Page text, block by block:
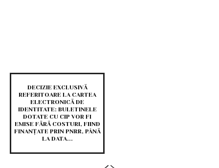
DECIZIE EXCLUSIVĂ
REFERITOARE LA CARTEA
ELECTRONICĂ DE
IDENTITATE: BULETINELE
DOTATE CU CIP VOR FI
EMISE FĂRĂ COSTURI, FIIND
FINANȚATE PRIN PNRR, PÂNĂ
LA DATA...